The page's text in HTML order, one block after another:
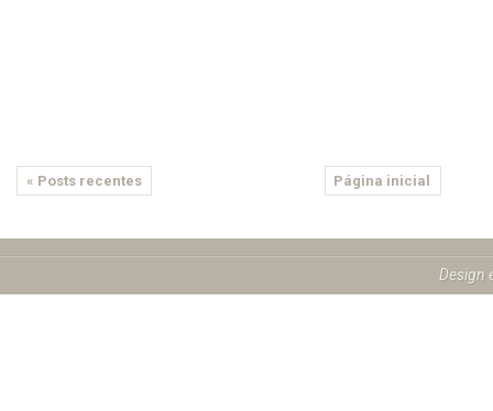
« Posts recentes Página inicial
Design